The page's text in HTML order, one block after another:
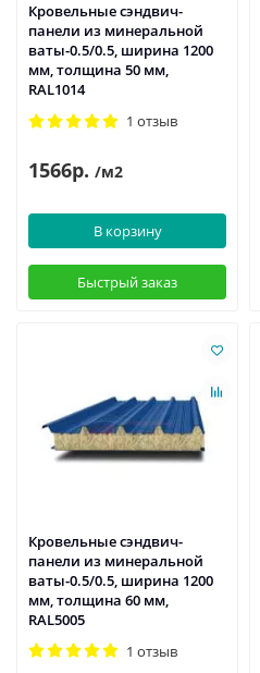
Кровельные сэндвич-
панели из минеральной
ваты-0.5/0.5, ширина 1200
мм, толщина 50 мм,
RAL1014
1 отзыв
1566р. /м2
В корзину
Быстрый заказ
Кровельные сэндвич-
панели из минеральной
ваты-0.5/0.5, ширина 1200
мм, толщина 60 мм,
RAL5005
1 отзыв